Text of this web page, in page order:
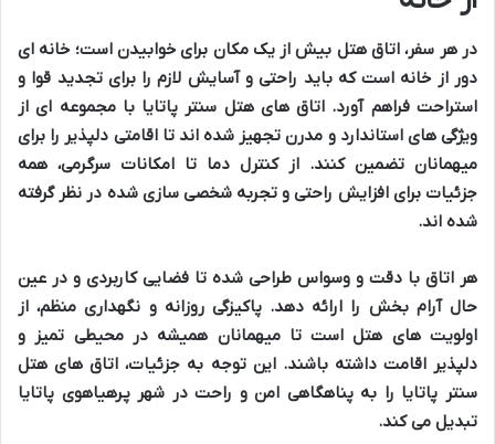
در هر سفر، اتاق هتل بیش از یک مکان برایخوابیدن است؛ خانه ای
دور از خانه است که باید راحتیوآسایش لازم را برایتجدید قوا و
استراحتفراهم آورد. اتاق های هتل سنتر پاتایا با مجموعه ای از
ویژگی های استاندارد و مدرنتجهیز شده اند تااقامتی دلپذیر را برای
میهمانان تضمین کنند. ازکنترل دما تا امکانات سرگرمی، همه
جزئیات برایافزایش راحتیو تجربه شخصی سازی شده در نظر گرفته
شده اند.
هر اتاق با دقت و وسواس طراحی شده تا فضایی کاربردی و در عین
حالآرام بخش را ارائه دهد.پاکیزگی روزانه و نگهداری منظم، از
اولویت های هتلاست تا میهمانان همیشه در محیطی تمیز و
دلپذیر اقامت داشته باشند. اینتوجه به جزئیات، اتاق های هتل
سنتر پاتایا را به پناهگاهی امنو راحتدر شهر پرهیاهوی پاتایا
تبدیل می کند.